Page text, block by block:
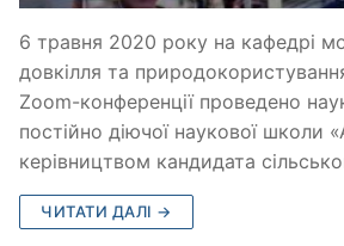
6 травня 2020 року на кафедрі
довкілля та
Zoom-конференції проведено
постійно діючої наукової школи
керівництвом кандидата
ЧИТАТИ ДАЛІ →